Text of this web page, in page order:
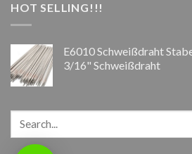
HOT SELLING!!!
E6010 Schweißdraht
3/16" Schweißdraht